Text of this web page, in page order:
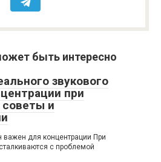
быть интересно
звукового
при
советы и
важен для концентрации При
с проблемой